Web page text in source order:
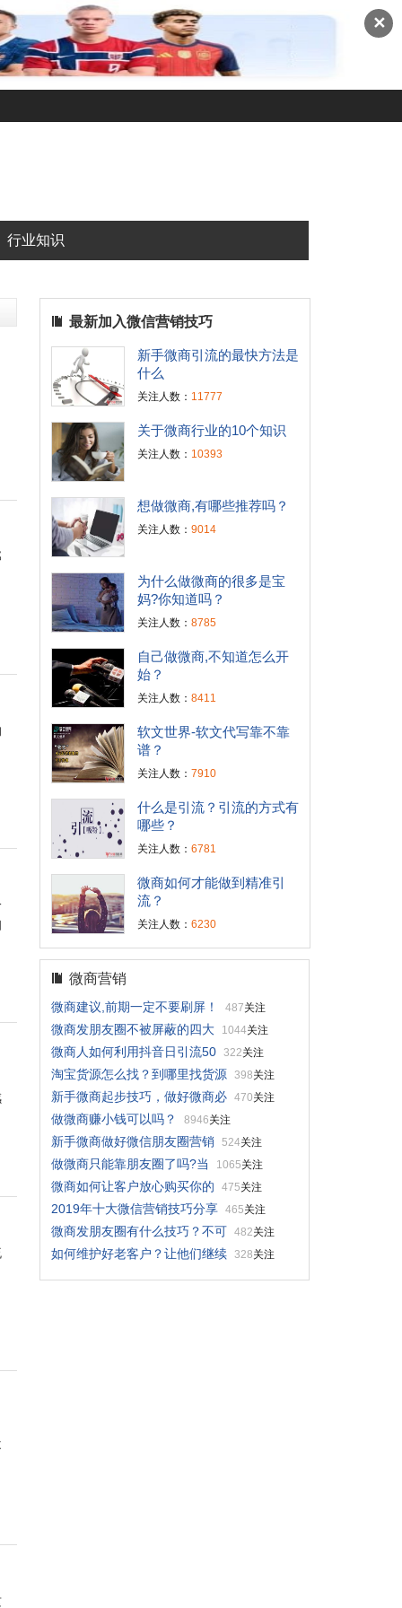
✕
行业知识
最新加入微信营销技巧
新手微商引流的最快方法是
什么
关注人数： 11777
关于微商行业的10个知识
关注人数： 10393
想做微商,有哪些推荐吗？
关注人数： 9014
为什么做微商的很多是宝
妈?你知道吗？
关注人数： 8785
自己做微商,不知道怎么开
始？
关注人数： 8411
软文世界-软文代写靠不靠
谱？
关注人数： 7910
什么是引流？引流的方式有
哪些？
关注人数： 6781
微商如何才能做到精准引
流？
关注人数： 6230
微商营销
微商建议,前期一定不要刷屏！ 487关注
微商发朋友圈不被屏蔽的四大 1044关注
微商人如何利用抖音日引流50 322关注
淘宝货源怎么找？到哪里找货源 398关注
新手微商起步技巧，做好微商必 470关注
做微商赚小钱可以吗？ 8946关注
新手微商做好微信朋友圈营销 524关注
做微商只能靠朋友圈了吗?当 1065关注
微商如何让客户放心购买你的 475关注
2019年十大微信营销技巧分享 465关注
微商发朋友圈有什么技巧？不可 482关注
如何维护好老客户？让他们继续 328关注